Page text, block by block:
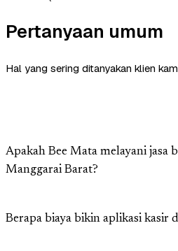
Pertanyaan umum
Hal yang sering ditanyakan klien
Apakah Bee Mata melayani jasa
Manggarai Barat?
Berapa biaya bikin aplikasi kasir